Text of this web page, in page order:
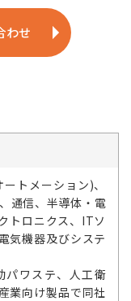
わせ
トメーション)、
通信、半導体・電
トロニクス、ITソ
気機器及びシステ
パワステ、人工衛
業向け製品で同社